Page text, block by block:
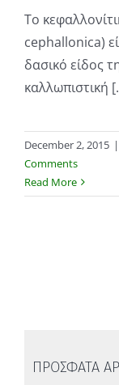
Το
cephallonica)
δασικό είδος
καλλωπιστική
December 2, 2015 |
Comments
Read More
ΠΡΟΣΦΑΤΑ